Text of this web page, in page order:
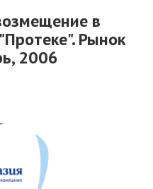
в
Рынок
2006